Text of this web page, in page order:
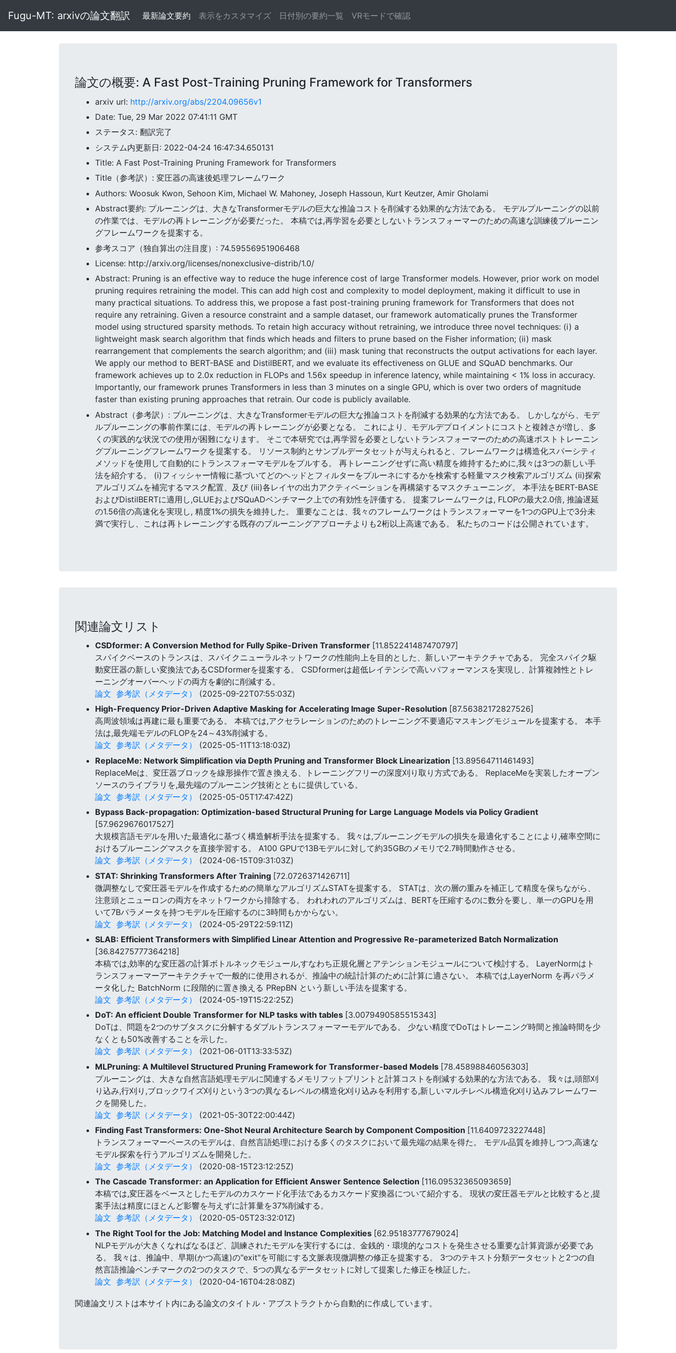
Fugu-MT: arxivの論文翻訳 最新論文要約 表示をカスタマイズ 日付別の要約一覧 VRモードで確認
論文の概要: A Fast Post-Training Pruning Framework for Transformers
arxiv url: http://arxiv.org/abs/2204.09656v1
Date: Tue, 29 Mar 2022 07:41:11 GMT
ステータス: 翻訳完了
システム内更新日: 2022-04-24 16:47:34.650131
Title: A Fast Post-Training Pruning Framework for Transformers
Title（参考訳）: 変圧器の高速後処理フレームワーク
Authors: Woosuk Kwon, Sehoon Kim, Michael W. Mahoney, Joseph Hassoun, Kurt Keutzer, Amir Gholami
Abstract要約: プルーニングは、大きなTransformerモデルの巨大な推論コストを削減する効果的な方法である。 モデルプルーニングの以前
の作業では、モデルの再トレーニングが必要だった。 本稿では,再学習を必要としないトランスフォーマーのための高速な訓練後プルーニン
グフレームワークを提案する。
参考スコア（独自算出の注目度）: 74.59556951906468
License: http://arxiv.org/licenses/nonexclusive-distrib/1.0/
Abstract: Pruning is an effective way to reduce the huge inference cost of large Transformer models. However, prior work on model
pruning requires retraining the model. This can add high cost and complexity to model deployment, making it difficult to use in
many practical situations. To address this, we propose a fast post-training pruning framework for Transformers that does not
require any retraining. Given a resource constraint and a sample dataset, our framework automatically prunes the Transformer
model using structured sparsity methods. To retain high accuracy without retraining, we introduce three novel techniques: (i) a
lightweight mask search algorithm that finds which heads and filters to prune based on the Fisher information; (ii) mask
rearrangement that complements the search algorithm; and (iii) mask tuning that reconstructs the output activations for each layer.
We apply our method to BERT-BASE and DistilBERT, and we evaluate its effectiveness on GLUE and SQuAD benchmarks. Our
framework achieves up to 2.0x reduction in FLOPs and 1.56x speedup in inference latency, while maintaining < 1% loss in accuracy.
Importantly, our framework prunes Transformers in less than 3 minutes on a single GPU, which is over two orders of magnitude
faster than existing pruning approaches that retrain. Our code is publicly available.
Abstract（参考訳）: プルーニングは、大きなTransformerモデルの巨大な推論コストを削減する効果的な方法である。 しかしながら、モデ
ルプルーニングの事前作業には、モデルの再トレーニングが必要となる。 これにより、モデルデプロイメントにコストと複雑さが増し、多
くの実践的な状況での使用が困難になります。 そこで本研究では,再学習を必要としないトランスフォーマーのための高速ポストトレーニン
グプルーニングフレームワークを提案する。 リソース制約とサンプルデータセットが与えられると、フレームワークは構造化スパーシティ
メソッドを使用して自動的にトランスフォーマモデルをプルする。 再トレーニングせずに高い精度を維持するために,我々は3つの新しい手
法を紹介する。 (i)フィッシャー情報に基づいてどのヘッドとフィルターをプルーネにするかを検索する軽量マスク検索アルゴリズム (ii)探索
アルゴリズムを補完するマスク配置、及び (iii)各レイヤの出力アクティベーションを再構築するマスクチューニング。 本手法をBERT-BASE
およびDistilBERTに適用し,GLUEおよびSQuADベンチマーク上での有効性を評価する。 提案フレームワークは, FLOPの最大2.0倍, 推論遅延
の1.56倍の高速化を実現し, 精度1%の損失を維持した。 重要なことは、我々のフレームワークはトランスフォーマーを1つのGPU上で3分未
満で実行し、これは再トレーニングする既存のプルーニングアプローチよりも2桁以上高速である。 私たちのコードは公開されています。
関連論文リスト
CSDformer: A Conversion Method for Fully Spike-Driven Transformer [11.852241487470797]
スパイクベースのトランスは、スパイクニューラルネットワークの性能向上を目的とした、新しいアーキテクチャである。 完全スパイク駆
動変圧器の新しい変換法であるCSDformerを提案する。 CSDformerは超低レイテンシで高いパフォーマンスを実現し、計算複雑性とトレ
ーニングオーバーヘッドの両方を劇的に削減する。
論文 参考訳（メタデータ）
(2025-09-22T07:55:03Z)
High-Frequency Prior-Driven Adaptive Masking for Accelerating Image Super-Resolution [87.56382172827526]
高周波領域は再建に最も重要である。 本稿では,アクセラレーションのためのトレーニング不要適応マスキングモジュールを提案する。 本手
法は,最先端モデルのFLOPを24～43%削減する。
論文 参考訳（メタデータ）
(2025-05-11T13:18:03Z)
ReplaceMe: Network Simplification via Depth Pruning and Transformer Block Linearization [13.89564711461493]
ReplaceMeは、変圧器ブロックを線形操作で置き換える、トレーニングフリーの深度刈り取り方式である。 ReplaceMeを実装したオープン
ソースのライブラリを,最先端のプルーニング技術とともに提供している。
論文 参考訳（メタデータ）
(2025-05-05T17:47:42Z)
Bypass Back-propagation: Optimization-based Structural Pruning for Large Language Models via Policy Gradient
[57.9629676017527]
大規模言語モデルを用いた最適化に基づく構造解析手法を提案する。 我々は,プルーニングモデルの損失を最適化することにより,確率空間に
おけるプルーニングマスクを直接学習する。 A100 GPUで13Bモデルに対して約35GBのメモリで2.7時間動作させる。
論文 参考訳（メタデータ）
(2024-06-15T09:31:03Z)
STAT: Shrinking Transformers After Training [72.0726371426711]
微調整なしで変圧器モデルを作成するための簡単なアルゴリズムSTATを提案する。 STATは、次の層の重みを補正して精度を保ちながら、
注意頭とニューロンの両方をネットワークから排除する。 われわれのアルゴリズムは、BERTを圧縮するのに数分を要し、単一のGPUを用
いて7Bパラメータを持つモデルを圧縮するのに3時間もかからない。
論文 参考訳（メタデータ）
(2024-05-29T22:59:11Z)
SLAB: Efficient Transformers with Simplified Linear Attention and Progressive Re-parameterized Batch Normalization
[36.84275777364218]
本稿では,効率的な変圧器の計算ボトルネックモジュール,すなわち正規化層とアテンションモジュールについて検討する。 LayerNormはト
ランスフォーマーアーキテクチャで一般的に使用されるが、推論中の統計計算のために計算に適さない。 本稿では,LayerNorm を再パラメ
ータ化した BatchNorm に段階的に置き換える PRepBN という新しい手法を提案する。
論文 参考訳（メタデータ）
(2024-05-19T15:22:25Z)
DoT: An efficient Double Transformer for NLP tasks with tables [3.0079490585515343]
DoTは、問題を2つのサブタスクに分解するダブルトランスフォーマーモデルである。 少ない精度でDoTはトレーニング時間と推論時間を少
なくとも50%改善することを示した。
論文 参考訳（メタデータ）
(2021-06-01T13:33:53Z)
MLPruning: A Multilevel Structured Pruning Framework for Transformer-based Models [78.45898846056303]
プルーニングは、大きな自然言語処理モデルに関連するメモリフットプリントと計算コストを削減する効果的な方法である。 我々は,頭部刈
り込み,行刈り,ブロックワイズ刈りという3つの異なるレベルの構造化刈り込みを利用する,新しいマルチレベル構造化刈り込みフレームワー
クを開発した。
論文 参考訳（メタデータ）
(2021-05-30T22:00:44Z)
Finding Fast Transformers: One-Shot Neural Architecture Search by Component Composition [11.6409723227448]
トランスフォーマーベースのモデルは、自然言語処理における多くのタスクにおいて最先端の結果を得た。 モデル品質を維持しつつ,高速な
モデル探索を行うアルゴリズムを開発した。
論文 参考訳（メタデータ）
(2020-08-15T23:12:25Z)
The Cascade Transformer: an Application for Efficient Answer Sentence Selection [116.09532365093659]
本稿では,変圧器をベースとしたモデルのカスケード化手法であるカスケード変換器について紹介する。 現状の変圧器モデルと比較すると,提
案手法は精度にほとんど影響を与えずに計算量を37%削減する。
論文 参考訳（メタデータ）
(2020-05-05T23:32:01Z)
The Right Tool for the Job: Matching Model and Instance Complexities [62.95183777679024]
NLPモデルが大きくなればなるほど、訓練されたモデルを実行するには、金銭的・環境的なコストを発生させる重要な計算資源が必要であ
る。 我々は、推論中、早期(かつ高速)の"exit"を可能にする文脈表現微調整の修正を提案する。 3つのテキスト分類データセットと2つの自
然言語推論ベンチマークの2つのタスクで、5つの異なるデータセットに対して提案した修正を検証した。
論文 参考訳（メタデータ） (2020-04-16T04:28:08Z)
関連論文リストは本サイト内にある論文のタイトル・アブストラクトから自動的に作成しています。